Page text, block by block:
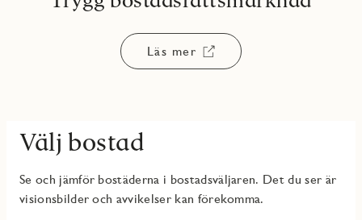
Läs mer
Välj bostad
Se och jämför bostäderna i bostadsväljaren. Det du ser är
visionsbilder och avvikelser kan förekomma.